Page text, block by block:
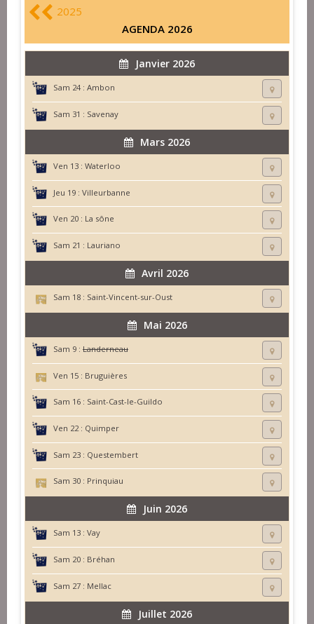
2025
AGENDA 2026
Janvier 2026
Sam 24 : Ambon
Sam 31 : Savenay
Mars 2026
Ven 13 : Waterloo
Jeu 19 : Villeurbanne
Ven 20 : La sône
Sam 21 : Lauriano
Avril 2026
Sam 18 : Saint-Vincent-sur-Oust
Mai 2026
Sam 9 : Landerneau
Ven 15 : Bruguières
Sam 16 : Saint-Cast-le-Guildo
Ven 22 : Quimper
Sam 23 : Questembert
Sam 30 : Prinquiau
Juin 2026
Sam 13 : Vay
Sam 20 : Bréhan
Sam 27 : Mellac
Juillet 2026